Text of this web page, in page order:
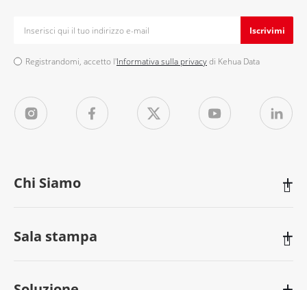
Iscrivimi
Registrandomi, accetto l'Informativa sulla privacydi Kehua Data
Chi Siamo 
Sala stampa 